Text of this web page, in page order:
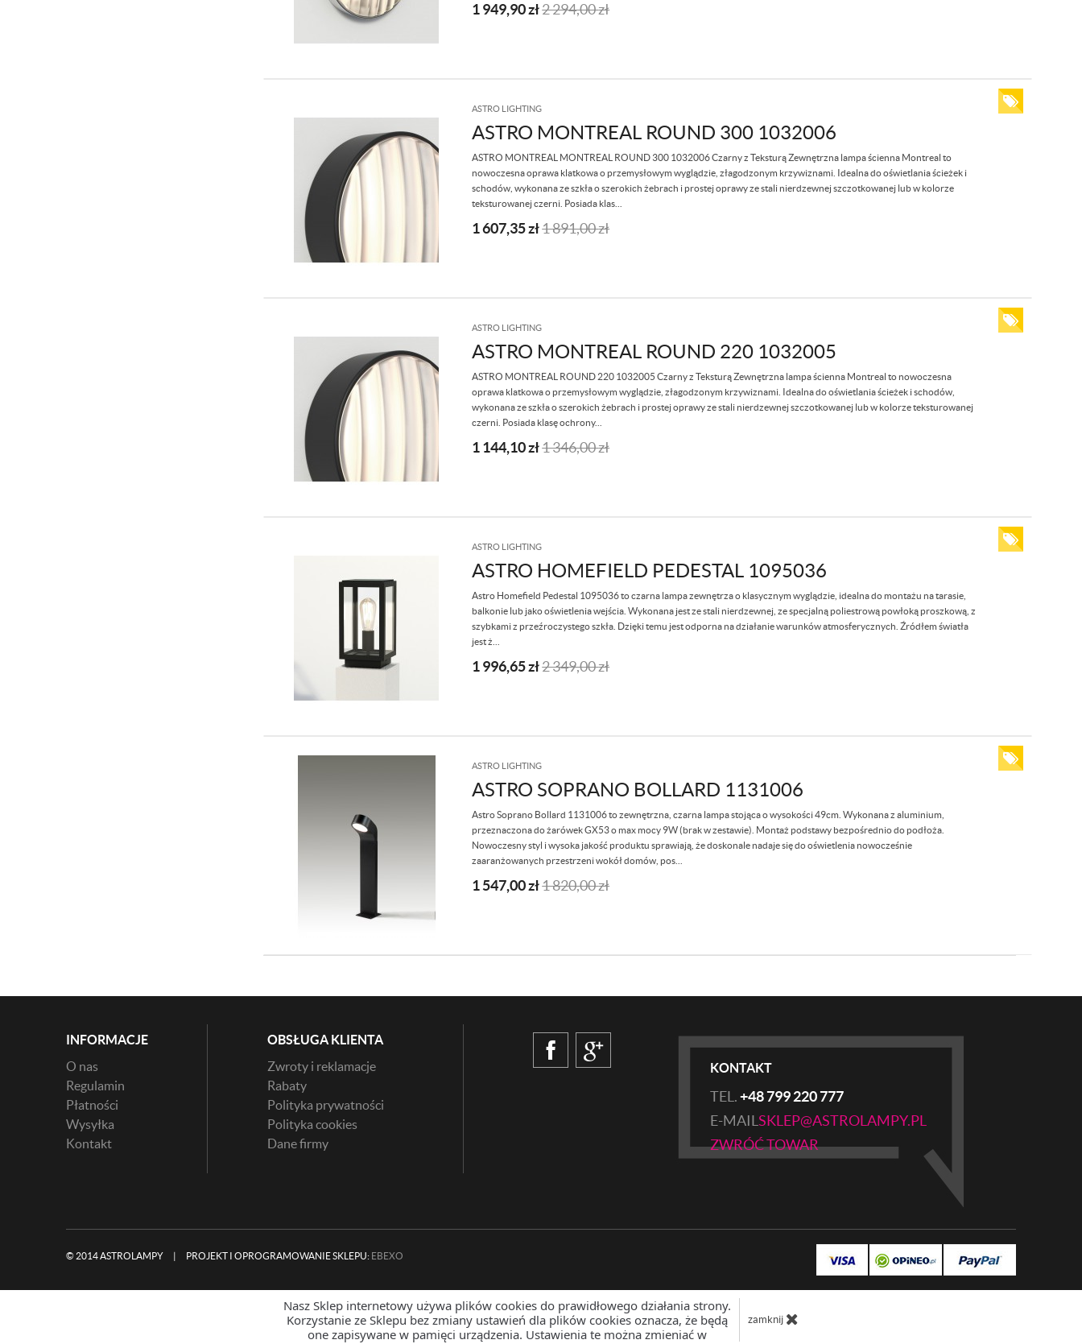
1 949,90zł2 294,00zł
ASTRO LIGHTING
ASTRO MONTREAL ROUND 300 1032006
ASTRO MONTREAL MONTREAL ROUND 300 1032006 Czarny z Teksturą Zewnętrzna lampa ścienna Montreal to
nowoczesna oprawa klatkowa o przemysłowym wyglądzie, złagodzonym krzywiznami. Idealna do oświetlania ścieżek i
schodów, wykonana ze szkła o szerokich żebrach i prostej oprawy ze stali nierdzewnej szczotkowanej lub w kolorze
teksturowanej czerni. Posiada klas...
1 607,35zł1 891,00zł
ASTRO LIGHTING
ASTRO MONTREAL ROUND 220 1032005
ASTRO MONTREAL ROUND 220 1032005 Czarny z Teksturą Zewnętrzna lampa ścienna Montreal to nowoczesna
oprawa klatkowa o przemysłowym wyglądzie, złagodzonym krzywiznami. Idealna do oświetlania ścieżek i schodów,
wykonana ze szkła o szerokich żebrach i prostej oprawy ze stali nierdzewnej szczotkowanej lub w kolorze teksturowanej
czerni. Posiada klasę ochrony...
1 144,10zł1 346,00zł
ASTRO LIGHTING
ASTRO HOMEFIELD PEDESTAL 1095036
Astro Homefield Pedestal 1095036 to czarna lampa zewnętrza o klasycznym wyglądzie, idealna do montażu na tarasie,
balkonie lub jako oświetlenia wejścia. Wykonana jest ze stali nierdzewnej, ze specjalną poliestrową powłoką proszkową, z
szybkami z przeźroczystego szkła. Dzięki temu jest odporna na działanie warunków atmosferycznych. Źródłem światła
jest ż...
1 996,65zł2 349,00zł
ASTRO LIGHTING
ASTRO SOPRANO BOLLARD 1131006
Astro Soprano Bollard 1131006 to zewnętrzna, czarna lampa stojąca o wysokości 49cm. Wykonana z aluminium,
przeznaczona do żarówek GX53 o max mocy 9W (brak w zestawie). Montaż podstawy bezpośrednio do podłoża.
Nowoczesny styl i wysoka jakość produktu sprawiają, że doskonale nadaje się do oświetlenia nowocześnie
zaaranżowanych przestrzeni wokół domów, pos...
1 547,00zł1 820,00zł
INFORMACJE
O nas
Regulamin
Płatności
Wysyłka
Kontakt
OBSŁUGA KLIENTA
Zwroty i reklamacje
Rabaty
Polityka prywatności
Polityka cookies
Dane firmy
KONTAKT
TEL.+48 799 220 777
E-MAIL SKLEP@ASTROLAMPY.PL
ZWRÓĆ TOWAR
© 2014 ASTROLAMPY | PROJEKT I OPROGRAMOWANIE SKLEPU: EBEXO
Nasz Sklep internetowy używa plików cookies do prawidłowego działania strony.
Korzystanie ze Sklepu bez zmiany ustawień dla plików cookies oznacza, że będą
one zapisywane w pamięci urządzenia. Ustawienia te można zmieniać w
zamknij